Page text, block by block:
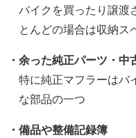
バイクを買ったり譲渡
とんどの場合は収納ス
・余った純正パーツ・中
特に純正マフラーはバ
な部品の一つ
・備品や整備記録簿